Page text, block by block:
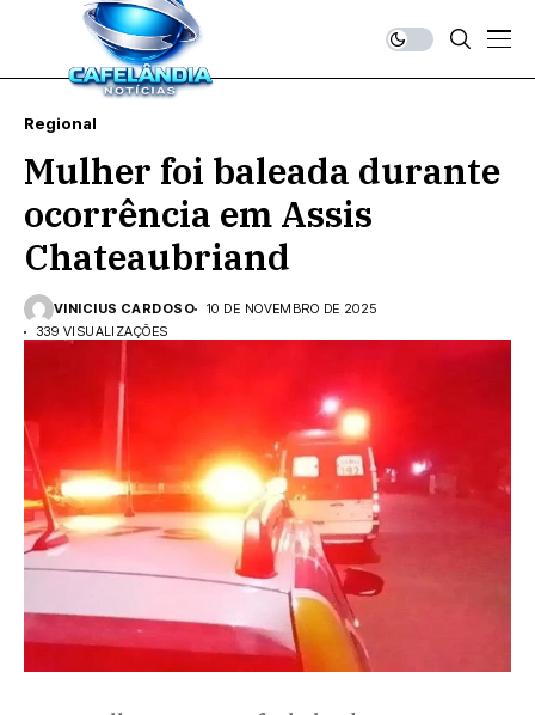
Regional
Mulher foi baleada durante
ocorrência em Assis
Chateaubriand
VINICIUS CARDOSO
10 DE NOVEMBRO DE 2025
339 VISUALIZAÇÕES